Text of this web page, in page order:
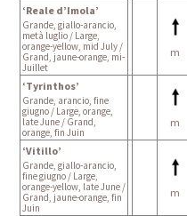
‘Reale d’Imola’
Grande, giallo-arancio,
metà luglio / Large,
orange-yellow, mid July /
Grand, jaune-orange, mi-
Juillet
m
‘Tyrinthos’
Grande, arancio, fine
giugno / Large, orange,
late June / Grand,
orange, fin Juin
m
‘Vitillo’
Grande, giallo-arancio,
fine giugno / Large,
orange-yellow, late June /
Grand, jaune-orange, fin
Juin
m